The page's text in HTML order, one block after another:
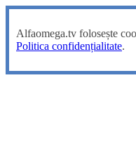
Alfaomega.tv folosește
Politica confidențialitate.